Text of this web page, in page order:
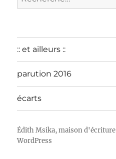
pour :
:: et ailleurs ::
parution 2016
écarts
Édith Msika, maison d'écriture
WordPress